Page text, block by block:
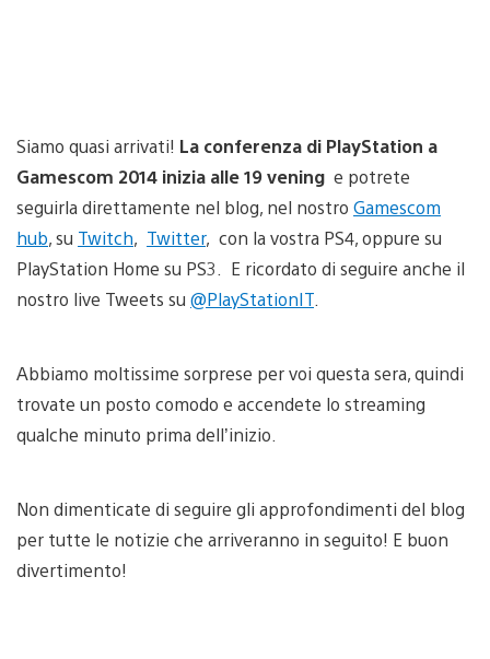
Siamo quasi arrivati! La conferenza di PlayStation a
Gamescom 2014 inizia alle 19 vening e potrete
seguirla direttamente nel blog, nel nostro Gamescom
hub, su Twitch, Twitter, con la vostra PS4, oppure su
PlayStation Home su PS3. E ricordato di seguire anche il
nostro live Tweets su @PlayStationIT
Abbiamo moltissime sorprese per voi questa sera, quindi
trovate un posto comodo e accendete lo streaming
qualche minuto prima dell’inizio.
Non dimenticate di seguire gli approfondimenti del blog
per tutte le notizie che arriveranno in seguito! E buon
divertimento!